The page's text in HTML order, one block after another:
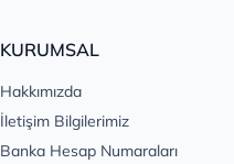
KURUMSAL
Hakkımızda
İletişim Bilgilerimiz
Banka Hesap Numaraları